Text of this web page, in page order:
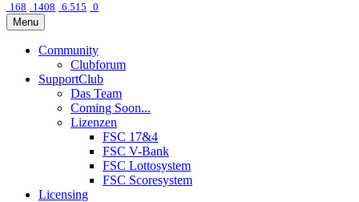
168 1408 6.515 0
Menu
Community
Clubforum
SupportClub
Das Team
Coming Soon...
Lizenzen
FSC 17&4
FSC V-Bank
FSC Lottosystem
FSC Scoresystem
Licensing